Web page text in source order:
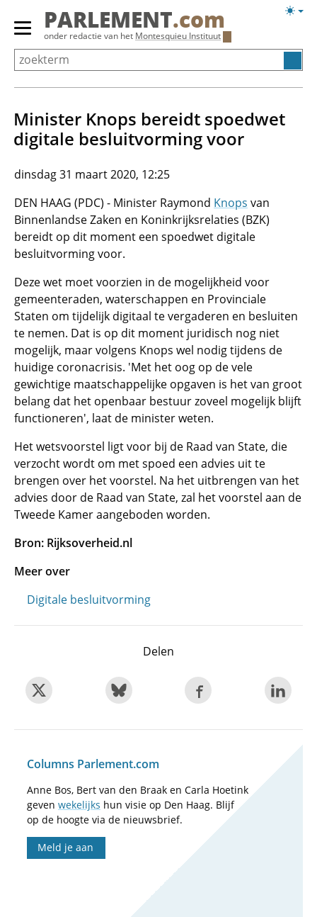
Overslaan
Primair
menu
tonen/verbergen
PARLEMENT.com
onder redactie van het Montesquieu Instituut
Minister Knops bereidt spoedwet
digitale besluitvorming voor
dinsdag 31 maart 2020, 12:25
DEN HAAG (PDC) - Minister Raymond Knops van
Binnenlandse Zaken en Koninkrijksrelaties (BZK)
bereidt op dit moment een spoedwet digitale
besluitvorming voor.
Deze wet moet voorzien in de mogelijkheid voor
gemeenteraden, waterschappen en Provinciale
Staten om tijdelijk digitaal te vergaderen en besluiten
te nemen. Dat is op dit moment juridisch nog niet
mogelijk, maar volgens Knops wel nodig tijdens de
huidige coronacrisis. 'Met het oog op de vele
gewichtige maatschappelijke opgaven is het van groot
belang dat het openbaar bestuur zoveel mogelijk blijft
functioneren', laat de minister weten.
Het wetsvoorstel ligt voor bij de Raad van State, die
verzocht wordt om met spoed een advies uit te
brengen over het voorstel. Na het uitbrengen van het
advies door de Raad van State, zal het voorstel aan de
Tweede Kamer aangeboden worden.
Bron: Rijksoverheid.nl
Meer over
Digitale besluitvorming
Delen
Columns Parlement.com
Anne Bos, Bert van den Braak en Carla Hoetink
geven wekelijks hun visie op Den Haag. Blijf
op de hoogte via de nieuwsbrief.
Meld je aan